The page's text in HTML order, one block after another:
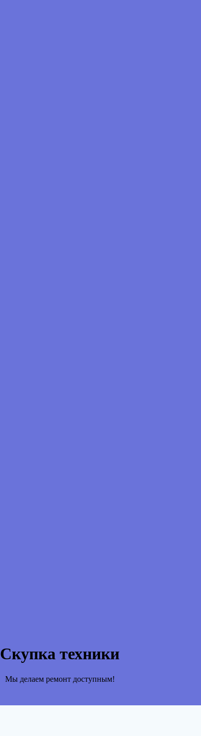
Скупка техники
Мы делаем ремонт доступным!